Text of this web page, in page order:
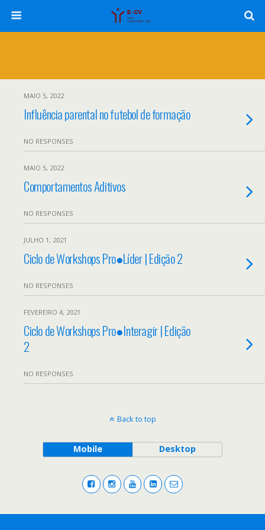
MAIO 5, 2022
Influência parental no futebol de formação
NO RESPONSES
MAIO 5, 2022
Comportamentos Aditivos
NO RESPONSES
JULHO 1, 2021
Ciclo de Workshops Pro●Líder | Edição 2
NO RESPONSES
FEVEREIRO 4, 2021
Ciclo de Workshops Pro●Interagir | Edição
2
NO RESPONSES
Back to top
Mobile Desktop